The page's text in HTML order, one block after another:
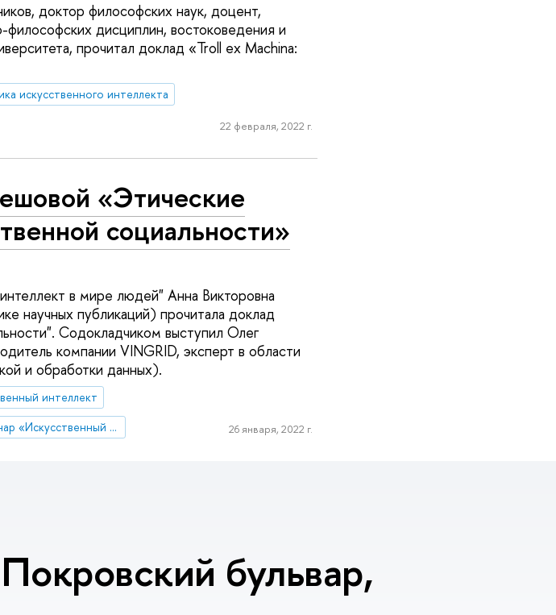
доктор философских наук, доцент,
дисциплин, востоковедения и
прочитал доклад «Troll ex Machina:
искусственного интеллекта
22 февраля, 2022 г.
«Этические
социальности»
в мире людей" Анна Викторовна
научных публикаций) прочитала доклад
Содокладчиком выступил Олег
компании VINGRID, эксперт в области
и обработки данных).
интеллект
Научный семинар «Искусственный интеллект в мире людей: гуманистические, этические и правовые аспекты развития цифровых технологий» 26 января, 2022 г.
бульвар,